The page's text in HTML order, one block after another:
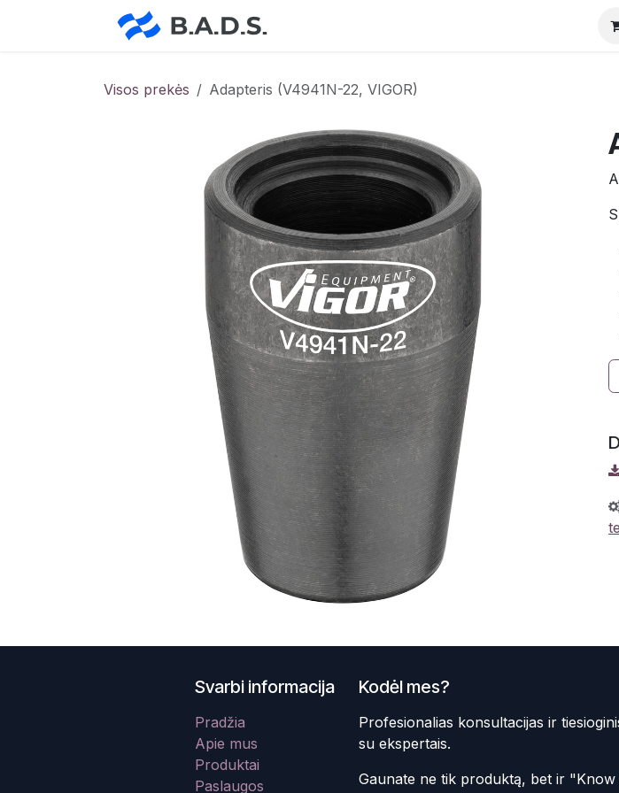
Visos prekės Adapteris (V4941N-22, VIGOR)
Kodėl mes?
Profesionalias konsultacijas ir
su ekspertais.
Gaunate ne tik produktą, bet ir
Svarbi informacija
Pradžia
Apie mus
Produktai
Paslaugos